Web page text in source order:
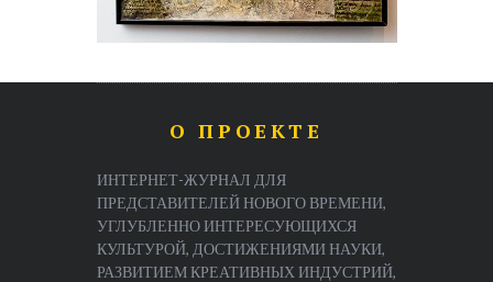
О ПРОЕКТЕ
ИНТЕРНЕТ-ЖУРНАЛ ДЛЯ
ПРЕДСТАВИТЕЛЕЙ НОВОГО ВРЕМЕНИ,
УГЛУБЛЕННО ИНТЕРЕСУЮЩИХСЯ
КУЛЬТУРОЙ, ДОСТИЖЕНИЯМИ НАУКИ,
РАЗВИТИЕМ КРЕАТИВНЫХ ИНДУСТРИЙ,